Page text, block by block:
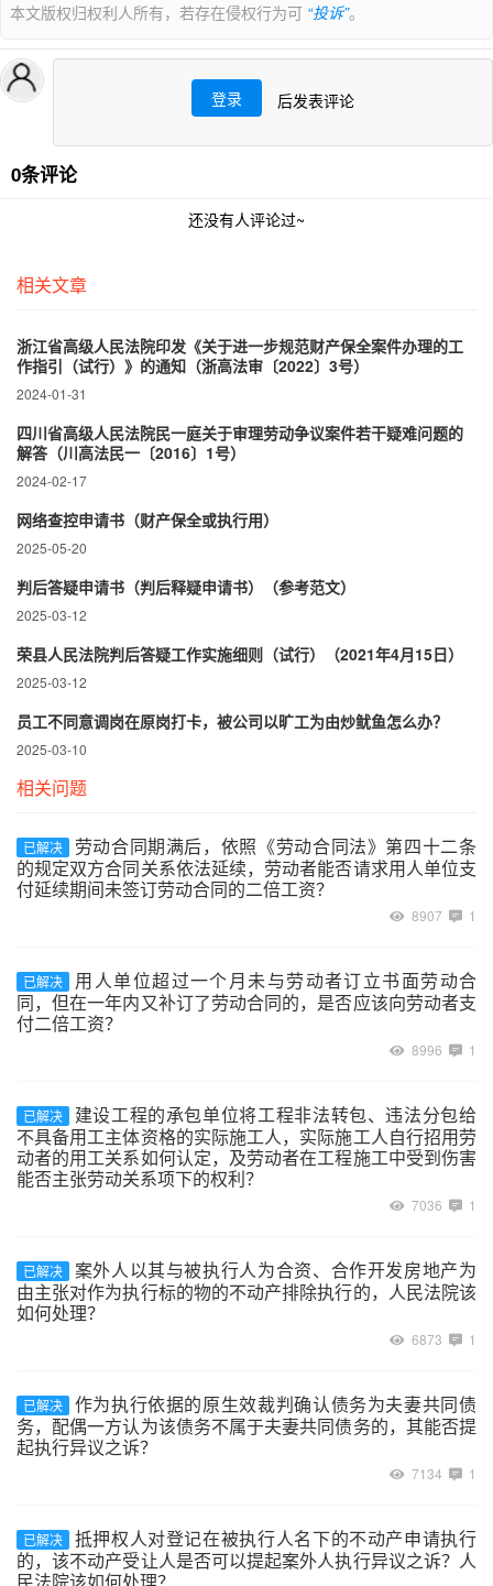
本文版权归权利人所有，若存在侵权行为可 “投诉”。
登录 后发表评论
0条评论
还没有人评论过~
相关文章
浙江省高级人民法院印发《关于进一步规范财产保全案件办理的工
作指引（试行）》的通知（浙高法审〔2022〕3号）
2024-01-31
四川省高级人民法院民一庭关于审理劳动争议案件若干疑难问题的
解答（川高法民一〔2016〕1号）
2024-02-17
网络查控申请书（财产保全或执行用）
2025-05-20
判后答疑申请书（判后释疑申请书）（参考范文）
2025-03-12
荣县人民法院判后答疑工作实施细则（试行）（2021年4月15日）
2025-03-12
员工不同意调岗在原岗打卡，被公司以旷工为由炒鱿鱼怎么办？
2025-03-10
相关问题
已解决
劳动合同期满后，依照《劳动合同法》第四十二条
的规定双方合同关系依法延续，劳动者能否请求用人单位支
付延续期间未签订劳动合同的二倍工资？
8907 1
已解决
用人单位超过一个月未与劳动者订立书面劳动合
同，但在一年内又补订了劳动合同的，是否应该向劳动者支
付二倍工资？
8996 1
已解决
建设工程的承包单位将工程非法转包、违法分包给
不具备用工主体资格的实际施工人，实际施工人自行招用劳
动者的用工关系如何认定，及劳动者在工程施工中受到伤害
能否主张劳动关系项下的权利？
7036 1
已解决
案外人以其与被执行人为合资、合作开发房地产为
由主张对作为执行标的物的不动产排除执行的，人民法院该
如何处理？
6873 1
已解决
作为执行依据的原生效裁判确认债务为夫妻共同债
务，配偶一方认为该债务不属于夫妻共同债务的，其能否提
起执行异议之诉？
7134 1
已解决
抵押权人对登记在被执行人名下的不动产申请执行
的，该不动产受让人是否可以提起案外人执行异议之诉？人